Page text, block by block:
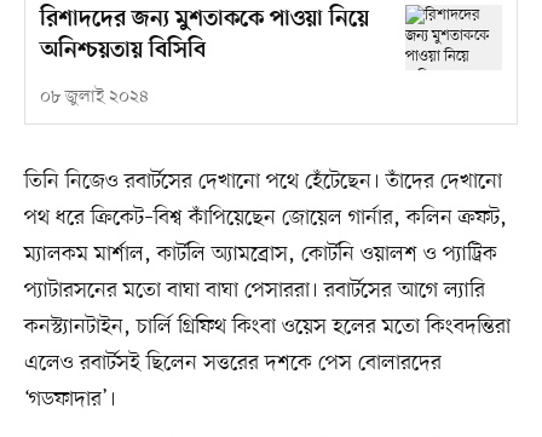
রিশাদদের জন্য মুশতাককে পাওয়া নিয়ে
অনিশ্চয়তায় বিসিবি
০৮ জুলাই ২০২৪
তিনি নিজেও রবার্টসের দেখানো পথে হেঁটেছেন। তাঁদের দেখানো
পথ ধরে ক্রিকেট–বিশ্ব কাঁপিয়েছেন জোয়েল গার্নার, কলিন ক্রফট,
ম্যালকম মার্শাল, কার্টলি অ্যামব্রোস, কোর্টনি ওয়ালশ ও প্যাট্রিক
প্যাটারসনের মতো বাঘা বাঘা পেসাররা। রবার্টসের আগে ল্যারি
কনস্ট্যানটাইন, চার্লি গ্রিফিথ কিংবা ওয়েস হলের মতো কিংবদন্তিরা
এলেও রবার্টসই ছিলেন সত্তরের দশকে পেস বোলারদের
‘গডফাদার’।